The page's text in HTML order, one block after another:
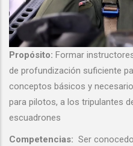
Propósito: Formar
de profundización suficiente
conceptos básicos y
para pilotos, a los tripulantes
escuadrones
Competencias: Ser